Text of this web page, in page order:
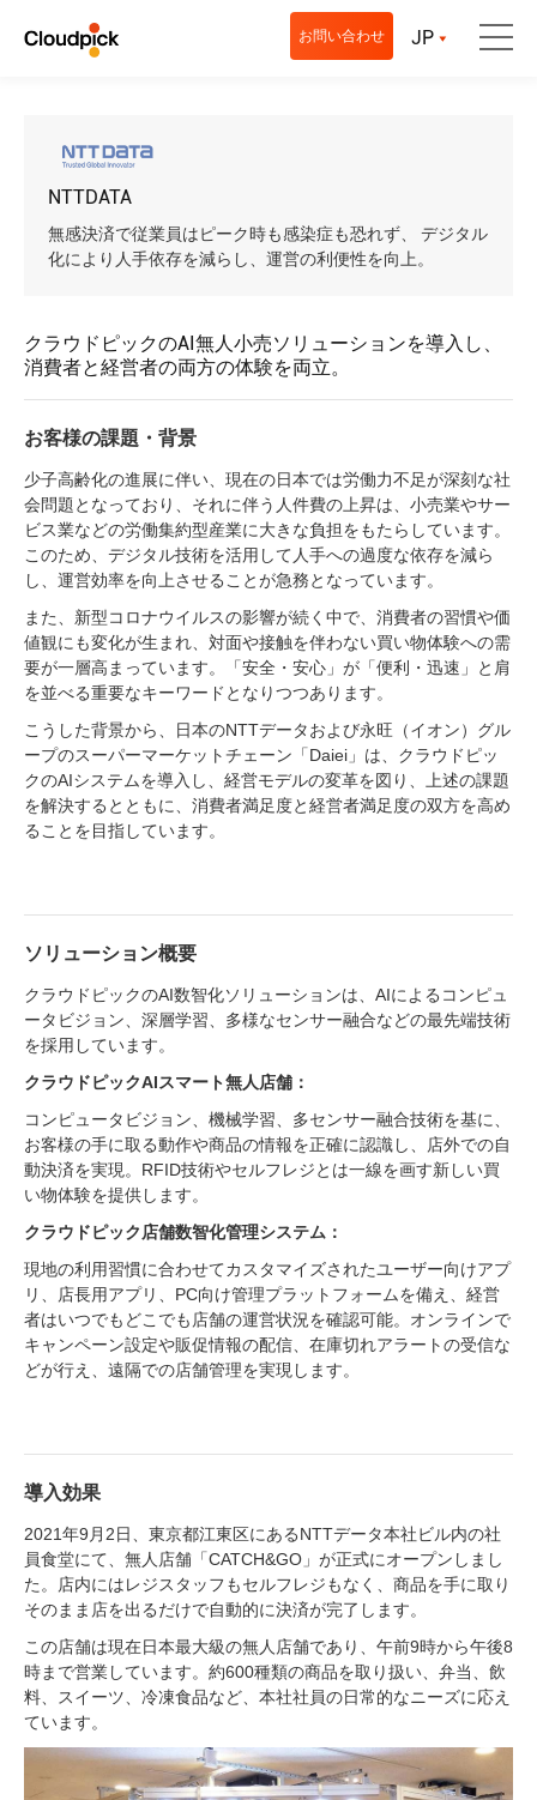
お問い合わせ JP
NTTDATA
無感決済で従業員はピーク時も感染症も恐れず、 デジタル
化により人手依存を減らし、運営の利便性を向上。
クラウドピックのAI無人小売ソリューションを導入し、
消費者と経営者の両方の体験を両立。
お客様の課題・背景
少子高齢化の進展に伴い、現在の日本では労働力不足が深刻な社
会問題となっており、それに伴う人件費の上昇は、小売業やサー
ビス業などの労働集約型産業に大きな負担をもたらしています。
このため、デジタル技術を活用して人手への過度な依存を減ら
し、運営効率を向上させることが急務となっています。
また、新型コロナウイルスの影響が続く中で、消費者の習慣や価
値観にも変化が生まれ、対面や接触を伴わない買い物体験への需
要が一層高まっています。「安全・安心」が「便利・迅速」と肩
を並べる重要なキーワードとなりつつあります。
こうした背景から、日本のNTTデータおよび永旺（イオン）グル
ープのスーパーマーケットチェーン「Daiei」は、クラウドピッ
クのAIシステムを導入し、経営モデルの変革を図り、上述の課題
を解決するとともに、消費者満足度と経営者満足度の双方を高め
ることを目指しています。
ソリューション概要
クラウドピックのAI数智化ソリューションは、AIによるコンピュ
ータビジョン、深層学習、多様なセンサー融合などの最先端技術
を採用しています。
クラウドピックAIスマート無人店舗：
コンピュータビジョン、機械学習、多センサー融合技術を基に、
お客様の手に取る動作や商品の情報を正確に認識し、店外での自
動決済を実現。RFID技術やセルフレジとは一線を画す新しい買
い物体験を提供します。
クラウドピック店舗数智化管理システム：
現地の利用習慣に合わせてカスタマイズされたユーザー向けアプ
リ、店長用アプリ、PC向け管理プラットフォームを備え、経営
者はいつでもどこでも店舗の運営状況を確認可能。オンラインで
キャンペーン設定や販促情報の配信、在庫切れアラートの受信な
どが行え、遠隔での店舗管理を実現します。
導入効果
2021年9月2日、東京都江東区にあるNTTデータ本社ビル内の社
員食堂にて、無人店舗「CATCH&GO」が正式にオープンしまし
た。店内にはレジスタッフもセルフレジもなく、商品を手に取り
そのまま店を出るだけで自動的に決済が完了します。
この店舗は現在日本最大級の無人店舗であり、午前9時から午後8
時まで営業しています。約600種類の商品を取り扱い、弁当、飲
料、スイーツ、冷凍食品など、本社社員の日常的なニーズに応え
ています。